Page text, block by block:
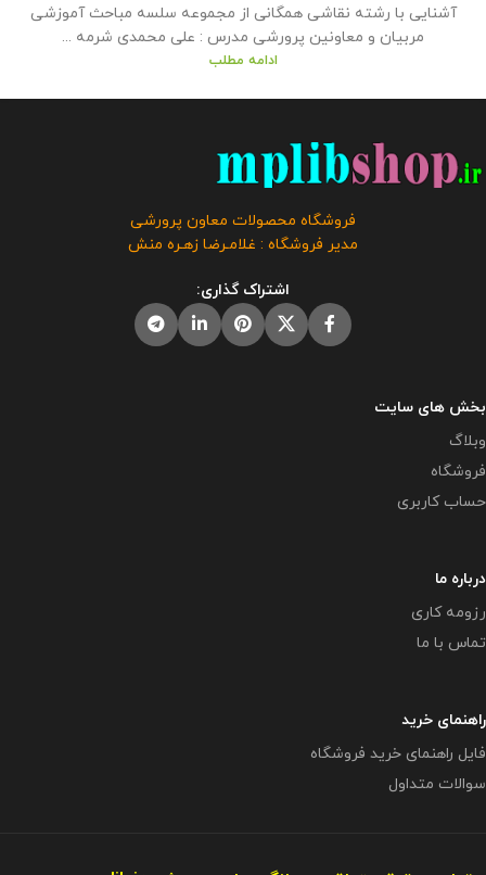
آشنایی با رشته نقاشی همگانی از مجموعه سلسه مباحث آموزشی
مربیان و معاونین پرورشی مدرس : علی محمدی شرمه ...
ادامه مطلب
فروشگاه محصولات معاون پرورشی
مدیر فروشگاه : غلامـرضا زهـره منش
اشتراک گذاری:
بخش های سایت
وبلاگ
فروشگاه
حساب کاربری
درباره ما
رزومه کاری
تماس با ما
راهنمای خرید
فایل راهنمای خرید فروشگاه
سوالات متداول